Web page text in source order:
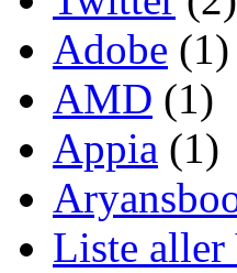
Adobe (1)
AMD (1)
Appia (1)
Liste aller